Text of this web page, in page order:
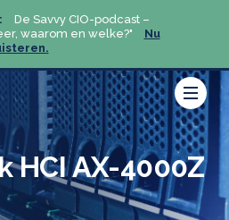
De Savvy CIO-podcast –
waarom en welke?"
Nu
HCI AX-4000Z